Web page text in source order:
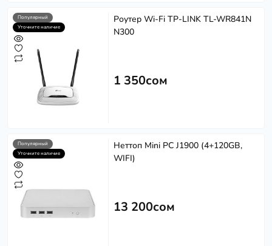
Популярный
Уточните наличие
Роутер Wi-Fi TP-LINK TL-WR841N
N300
1 350сом
Популярный
Уточните наличие
Неттоп Mini PC J1900 (4+120GB,
WIFI)
13 200сом